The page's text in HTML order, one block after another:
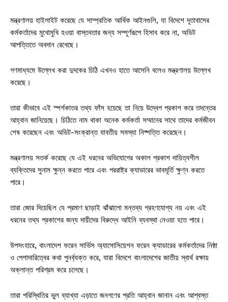
মন্ত্রণালয় হাইলাইট করেছে যে সাম্প্রতিক আর্থিক আইনগুলি, যা বিদেশে দূতাবাসের
কর্মকর্তাদের মুখোমুখি হওয়া বাস্তবতার জন্য সম্পূর্ণরূপে হিসাব করে না, অডিট
আপত্তিতে অবদান রেখেছে।
গণমাধ্যমে উল্লেখ করা দুদকের চিঠি এখনও হাতে আসেনি বলেও মন্ত্রণালয় উল্লেখ
করেছে।
তারা কীভাবে এই স্পর্শকাতর তথ্য ফাঁস হয়েছে তা নিয়ে উদ্বেগ প্রকাশ করে তদন্তের
আহ্বান জানিয়েছে। চিঠিতে নাম থাকা অনেক কর্মকর্তা সম্মানের সাথে তাদের কর্মজীবন
শেষ করেছেন এবং অডিট-সংক্রান্ত যাবতীয় সমস্যা নিষ্পত্তি করেছেন।
মন্ত্রণালয় সতর্ক করেছে যে এই ধরনের অভিযোগের অকাল প্রকাশ দায়িত্বশীল
ব্যক্তিদের সুনাম ক্ষুন্ন করতে পারে এবং পররাষ্ট্র ক্যাডারের ভাবমূর্তি ক্ষুণ্ন করতে
পারে।
তারা জোর দিয়েছিল যে প্রমাণ ছাড়াই ঝাঁঝালো মন্তব্য গ্রহণযোগ্য নয় এবং এই
ধরনের তথ্য প্রকাশের জন্য দায়ীদের বিরুদ্ধে আইনি ব্যবস্থা নেওয়া হতে পারে।
উপসংহারে, বাংলাদেশ ফরেন সার্ভিস অ্যাসোসিয়েশন ফরেন ক্যাডারের কর্মকর্তাদের নিষ্ঠা
ও পেশাদারিত্বের কথা পুনর্ব্যক্ত করে, যারা বিদেশে বাংলাদেশের জাতীয় স্বার্থ রক্ষায়
অক্লান্ত পরিশ্রম করে চলেছে।
তারা পরিস্থিতির ভুল ব্যাখ্যা এড়াতে জনগণের প্রতি আহ্বান জানান এবং আশ্বস্ত